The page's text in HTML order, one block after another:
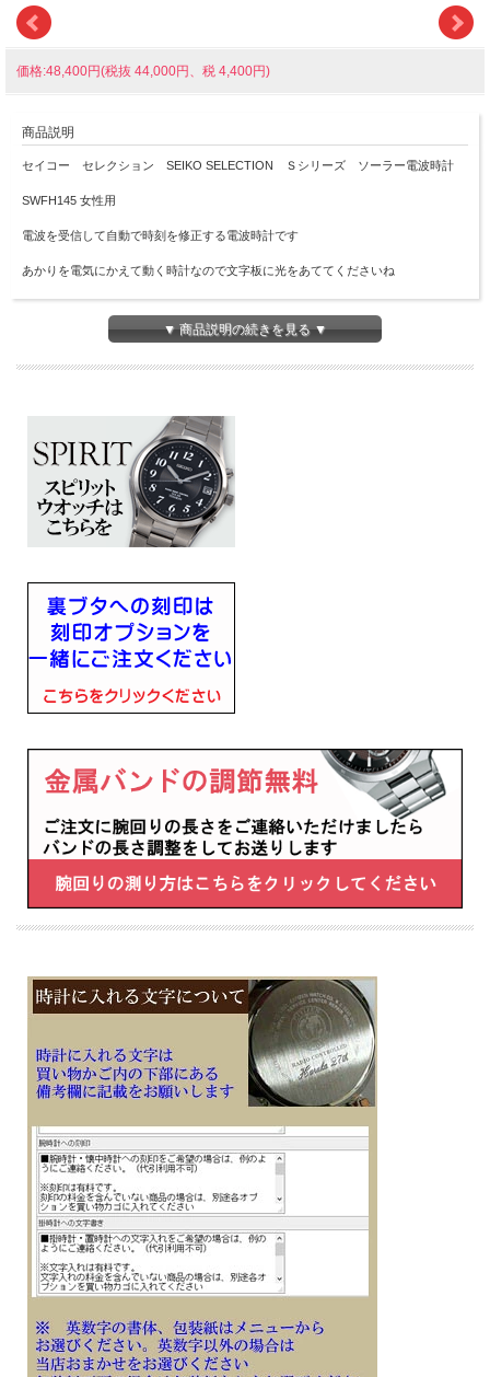
価格:48,400円(税抜 44,000円、税 4,400円)
商品説明
セイコー セレクション SEIKO SELECTION Ｓシリーズ ソーラー電波時計
SWFH145 女性用
電波を受信して自動で時刻を修正する電波時計です
あかりを電気にかえて動く時計なので文字板に光をあててくださいね
ご自身でバンドのコマを外して長さ調整のできる「らくらくアジャスト」を採用し
■ソーラー発電、フル充電時約6ヶ月間、パワーセーブ時約1.5年
■月差±15秒（非受信時）
■日常生活用強化防水(10気圧)
■ステンレススチールケース
■ハードレックスガラス
■JIS一種耐磁
■幅25.2mm×厚み7.6mm×重さ42g
■キャリバーNo：1B21
・過充電防止機能
・即スタート機能
・パワーセーブ機能
・電波修正機能（日本・中国・アメリカ・ドイツの標準電波を受信）
・自動受信機能
・強制受信機能
・受信結果表示機能
子供 娘 彼女 妻 奥様 お母さん お義母さんの 会社 永年勤続 周年記念 皆勤 栄転 定
年 退職 誕生日 入学 成人 卒業 就職 還暦 還暦 白寿 喜寿 米寿 古希 古稀 贈り物 贈答
品 ギフト 記念品 プレゼントにメッセージ 文字 名入れ 刻印した腕時計を
※１０文字分の加工費込みの表示価格です
▼ 商品説明の続きを見る ▼